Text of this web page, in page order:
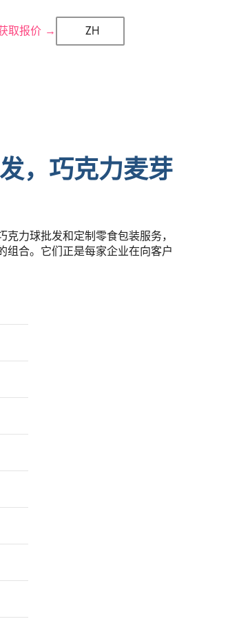
取报价 → ZH
，巧克力麦芽
力球批发和定制零食包装服务，
组合。它们正是每家企业在向客户